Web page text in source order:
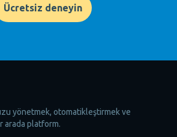
Ücretsiz deneyin
yönetmek, otomatikleştirmek ve
arada platform.